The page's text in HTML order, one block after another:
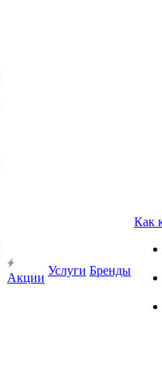
Акции
Услуги Бренды
Как